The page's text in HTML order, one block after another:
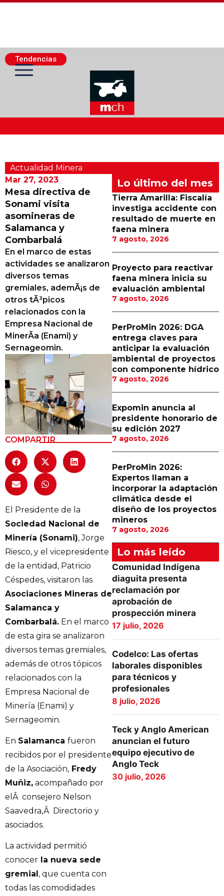
Tendencias
Actualidad Minera
Minería Superficie
Minerí­a Subterránea
Proveedores
Canal Digital
Columnas de Opinión
Designaciones
Calendario de Eventos
Revistas Digital
Siguenos
Actualidad Minera
Mar 27, 2023
Mesa directiva de
Sonami visita
asomineras de
Salamanca y
Combarbalá
En el marco de estas
actividades se analizaron
diversos temas
gremiales, ademÃ¡s de
otros tÃ³picos
relacionados con la
Empresa Nacional de
MinerÃ­a (Enami) y
Sernageomin.
COMPARTIR
El Presidente de la
Sociedad Nacional de
Minería (Sonami), Jorge
Riesco, y el vicepresidente
de la entidad, Patricio
Céspedes, visitaron las
Asociaciones Mineras de
Salamanca y
Combarbalá. En el marco
de esta gira se analizaron
diversos temas gremiales,
además de otros tópicos
relacionados con la
Empresa Nacional de
Minería (Enami) y
Sernageomin.
En Salamanca fueron
recibidos por el presidente
de la Asociación, Fredy
Muñiz, acompañado por
elÂ consejero Nelson
Saavedra,Â Directorio y
asociados.
La actividad permitió
conocer la nueva sede
gremial , que cuenta con
todas las comodidades
Lo último del mes
Tierra Amarilla: Fiscalía
investiga accidente con
resultado de muerte en
faena minera
7 agosto, 2026
Proyecto para reactivar
faena minera inicia su
evaluación ambiental
7 agosto, 2026
PerProMin 2026: DGA
entrega claves para
anticipar la evaluación
ambiental de proyectos
con componente hídrico
7 agosto, 2026
Expomin anuncia al
presidente honorario de
su edición 2027
7 agosto, 2026
PerProMin 2026:
Expertos llaman a
incorporar la adaptación
climática desde el
diseño de los proyectos
mineros
7 agosto, 2026
Lo más leído
Comunidad Indígena
diaguita presenta
reclamación por
aprobación de
prospección minera
17 julio, 2026
Codelco: Las ofertas
laborales disponibles
para técnicos y
profesionales
8 julio, 2026
Teck y Anglo American
anuncian el futuro
equipo ejecutivo de
Anglo Teck
30 julio, 2026